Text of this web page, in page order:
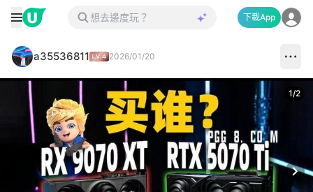
下載App
a35536811 2026/01/20
1/2